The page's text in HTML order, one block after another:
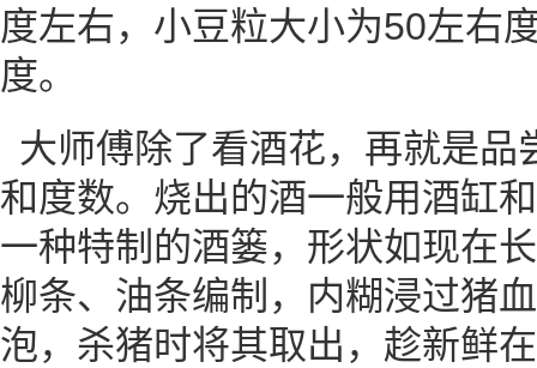
度左右，小豆粒大小为50左右
度。
大师傅除了看酒花，再就是品
和度数。烧出的酒一般用酒缸
一种特制的酒篓，形状如现在
柳条、油条编制，内糊浸过猪
泡，杀猪时将其取出，趁新鲜